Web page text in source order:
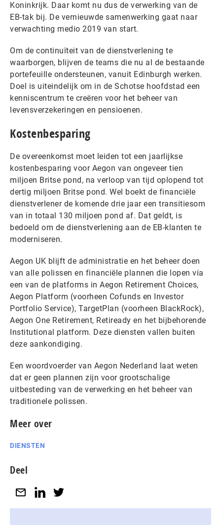
Koninkrijk. Daar komt nu dus de verwerking van de
EB-tak bij. De vernieuwde samenwerking gaat naar
verwachting medio 2019 van start.
Om de continuïteit van de dienstverlening te
waarborgen, blijven de teams die nu al de bestaande
portefeuille ondersteunen, vanuit Edinburgh werken.
Doel is uiteindelijk om in de Schotse hoofdstad een
kenniscentrum te creëren voor het beheer van
levensverzekeringen en pensioenen.
Kostenbesparing
De overeenkomst moet leiden tot een jaarlijkse
kostenbesparing voor Aegon van ongeveer tien
miljoen Britse pond, na verloop van tijd oplopend tot
dertig miljoen Britse pond. Wel boekt de financiële
dienstverlener de komende drie jaar een transitiesom
van in totaal 130 miljoen pond af. Dat geldt, is
bedoeld om de dienstverlening aan de EB-klanten te
moderniseren.
Aegon UK blijft de administratie en het beheer doen
van alle polissen en financiële plannen die lopen via
een van de platforms in Aegon Retirement Choices,
Aegon Platform (voorheen Cofunds en Investor
Portfolio Service), TargetPlan (voorheen BlackRock),
Aegon One Retirement, Retiready en het bijbehorende
Institutional platform. Deze diensten vallen buiten
deze aankondiging.
Een woordvoerder van Aegon Nederland laat weten
dat er geen plannen zijn voor grootschalige
uitbesteding van de verwerking en het beheer van
traditionele polissen.
Meer over
DIENSTEN
Deel